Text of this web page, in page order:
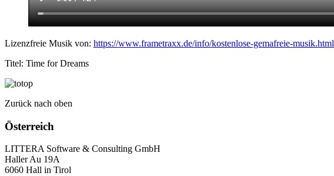
Lizenzfreie Musik von: https://www.frametraxx.de/info/kostenlose-gemafreie-musik.html
Titel: Time for Dreams
Zurück nach oben
Österreich
LITTERA Software & Consulting GmbH
Haller Au 19A
6060 Hall in Tirol